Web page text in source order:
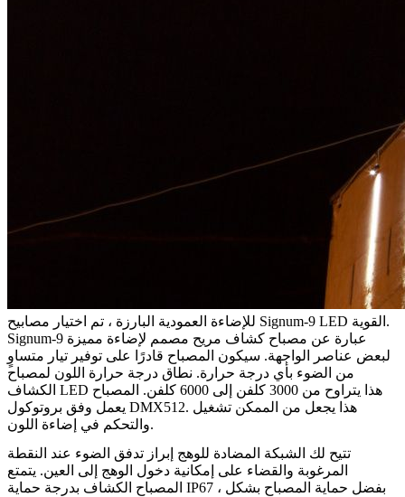
للإضاءة العمودية البارزة ، تم اختيار مصابيح Signum-9 LED القوية.
Signum-9 عبارة عن مصباح كشاف مريح مصمم لإضاءة مميزة
لبعض عناصر الواجهة. سيكون المصباح قادرًا على توفير تيار متساوٍ
من الضوء بأي درجة حرارة. نطاق درجة حرارة اللون لمصباح
الكشاف LED هذا يتراوح من 3000 كلفن إلى 6000 كلفن. المصباح
يعمل وفق بروتوكول DMX512. هذا يجعل من الممكن تشغيل
والتحكم في إضاءة اللون.
تتيح لك الشبكة المضادة للوهج إبراز تدفق الضوء عند النقطة
المرغوبة والقضاء على إمكانية دخول الوهج إلى العين. يتمتع
المصباح الكشاف بدرجة حماية IP67 ، بفضل حماية المصباح بشكل